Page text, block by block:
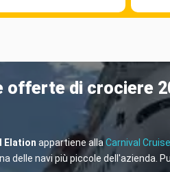
offerte di crociere
Elation appartiene alla Carnival
delle navi più piccole dell'azienda.